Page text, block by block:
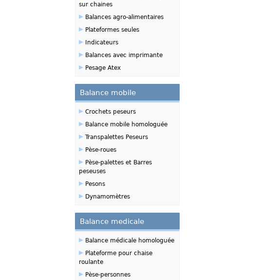
sur chaines
▸Balances agro-alimentaires
▸Plateformes seules
▸Indicateurs
▸Balances avec imprimante
▸Pesage Atex
Balance mobile
▸Crochets peseurs
▸Balance mobile homologuée
▸Transpalettes Peseurs
▸Pèse-roues
▸Pèse-palettes et Barres
peseuses
▸Pesons
▸Dynamomètres
Balance medicale
▸Balance médicale homologuée
▸Plateforme pour chaise
roulante
▸Pèse-personnes